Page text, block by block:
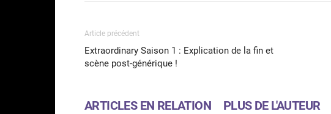
Article précédent
Extraordinary Saison 1 : Explication de la fin et
scène post-générique !
ARTICLES EN RELATION PLUS DE L'AUTEUR